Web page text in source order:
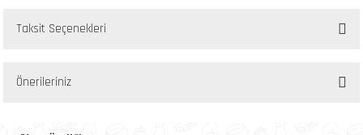
Taksit Seçenekleri
Önerileriniz